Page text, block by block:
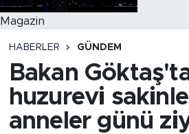
Magazin
HABERLER GÜNDEM
Bakan
huzurevi
anneler günü